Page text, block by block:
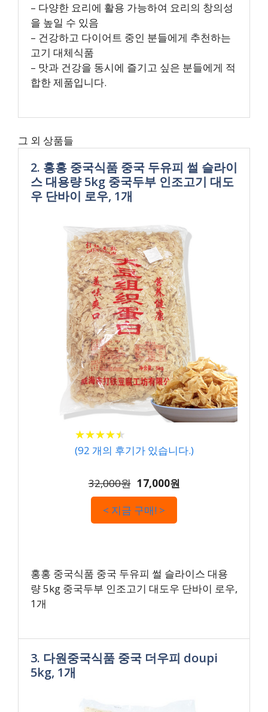
– 다양한 요리에 활용 가능하여 요리의 창의성
을 높일 수 있음
– 건강하고 다이어트 중인 분들에게 추천하는
고기 대체식품
– 맛과 건강을 동시에 즐기고 싶은 분들에게 적
합한 제품입니다.
그 외 상품들
2. 홍홍 중국식품 중국 두유피 썰 슬라이
스 대용량 5kg 중국두부 인조고기 대도
우 단바이 로우, 1개
★★★★★
★★★★★
(92 개의 후기가 있습니다.)
32,000원 17,000원
< 지금 구매! >
홍홍 중국식품 중국 두유피 썰 슬라이스 대용
량 5kg 중국두부 인조고기 대도우 단바이 로우,
1개
3. 다원중국식품 중국 더우피 doupi
5kg, 1개